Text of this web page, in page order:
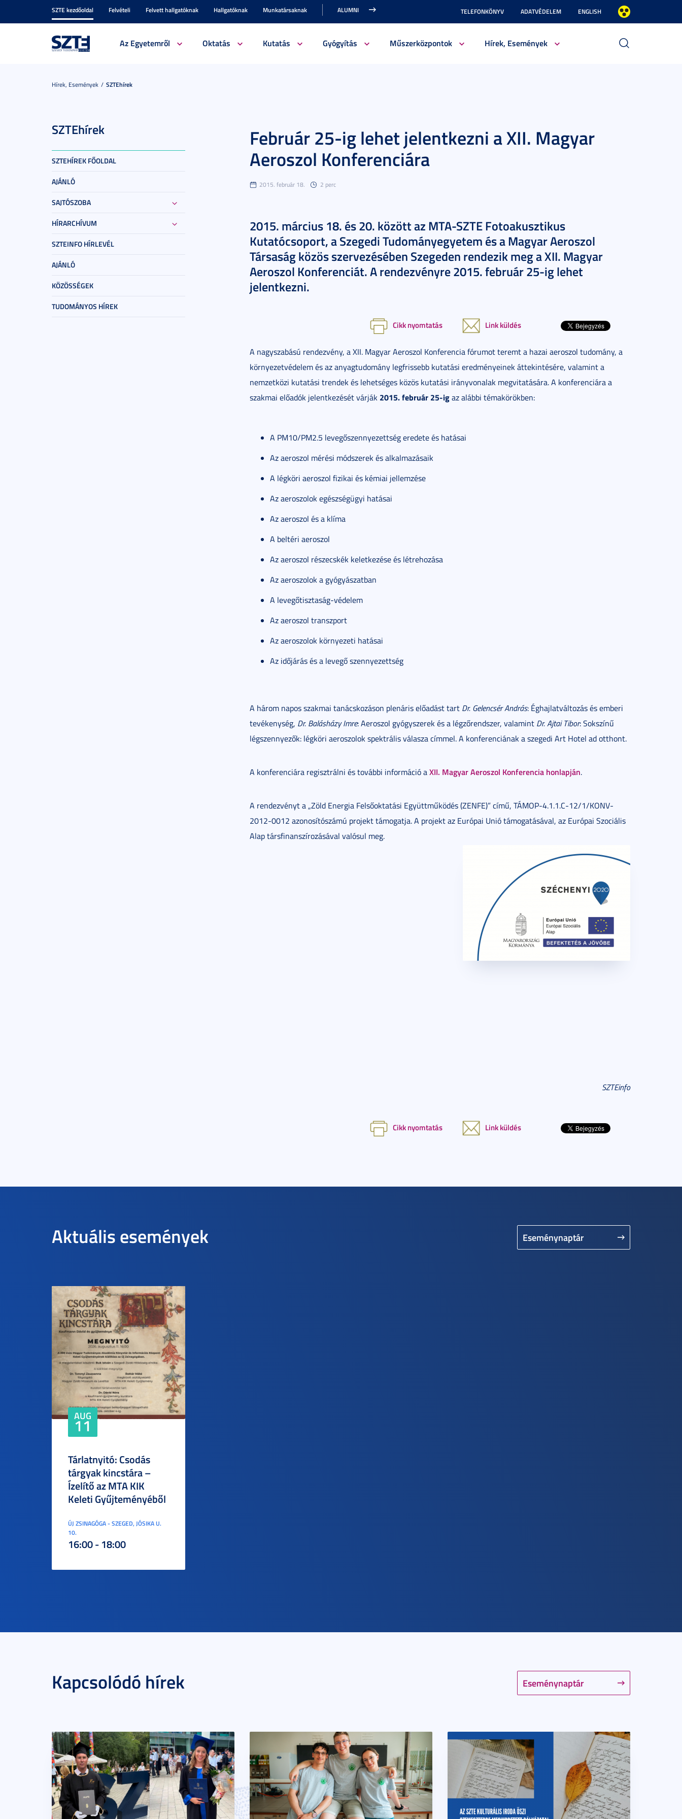
SZTE kezdőoldal Felvételi Felvett hallgatóknak Hallgatóknak Munkatársaknak ALUMNI TELEFONKÖNYV ADATVÉDELEM ENGLISH
Az Egyetemről Oktatás Kutatás Gyógyítás Műszerközpontok Hírek, Események
Hírek, Események SZTEhírek
SZTEhírek
SZTEHÍREK FŐOLDAL
AJÁNLÓ
SAJTÓSZOBA
HÍRARCHÍVUM
SZTEINFO HÍRLEVÉL
AJÁNLÓ
KÖZÖSSÉGEK
TUDOMÁNYOS HÍREK
Február 25-ig lehet jelentkezni a XII. Magyar
Aeroszol Konferenciára
2015. február 18. 2 perc
2015. március 18. és 20. között az MTA-SZTE Fotoakusztikus
Kutatócsoport, a Szegedi Tudományegyetem és a Magyar Aeroszol
Társaság közös szervezésében Szegeden rendezik meg a XII. Magyar
Aeroszol Konferenciát. A rendezvényre 2015. február 25-ig lehet
jelentkezni.
Cikk nyomtatás Link küldés
A nagyszabású rendezvény, a XII. Magyar Aeroszol Konferencia fórumot teremt a hazai aeroszol tudomány, a
környezetvédelem és az anyagtudomány legfrissebb kutatási eredményeinek áttekintésére, valamint a
nemzetközi kutatási trendek és lehetséges közös kutatási irányvonalak megvitatására. A konferenciára a
szakmai előadók jelentkezését várják 2015. február 25-igaz alábbi témakörökben:
A PM10/PM2.5 levegőszennyezettség eredete és hatásai
Az aeroszol mérési módszerek és alkalmazásaik
A légköri aeroszol fizikai és kémiai jellemzése
Az aeroszolok egészségügyi hatásai
Az aeroszol és a klíma
A beltéri aeroszol
Az aeroszol részecskék keletkezése és létrehozása
Az aeroszolok a gyógyászatban
A levegőtisztaság-védelem
Az aeroszol transzport
Az aeroszolok környezeti hatásai
Az időjárás és a levegő szennyezettség
A három napos szakmai tanácskozáson plenáris előadást tart Dr. Gelencsér András: Éghajlatváltozás és emberi
tevékenység, Dr. Balásházy Imre: Aeroszol gyógyszerek és a légzőrendszer, valamint Dr. Ajtai Tibor: Sokszínű
légszennyezők: légköri aeroszolok spektrális válasza címmel. A konferenciának a szegedi Art Hotel ad otthont.
A konferenciára regisztrálni és további információ aXII. Magyar Aeroszol Konferencia honlapján.
A rendezvényt a „Zöld Energia Felsőoktatási Együttműködés (ZENFE)” című, TÁMOP-4.1.1.C-12/1/KONV-
2012-0012 azonosítószámú projekt támogatja. A projekt az Európai Unió támogatásával, az Európai Szociális
Alap társfinanszírozásával valósul meg.
SZTEinfo
Cikk nyomtatás Link küldés
Aktuális események Eseménynaptár
AUG
11
Tárlatnyitó: Csodás
tárgyak kincstára –
Ízelítő az MTA KIK
Keleti Gyűjteményéből
ÚJ ZSINAGÓGA - SZEGED, JÓSIKA U.
10.
16:00 - 18:00
Kapcsolódó hírek Eseménynaptár